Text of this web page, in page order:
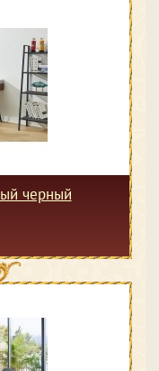
черный